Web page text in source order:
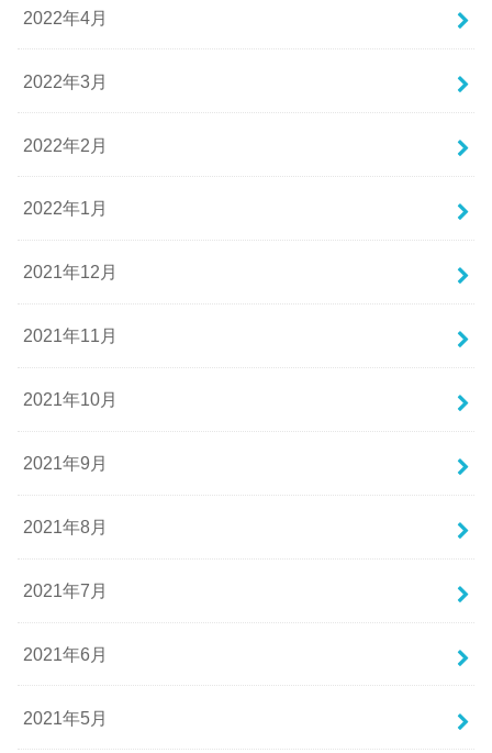
2022年4月
2022年3月
2022年2月
2022年1月
2021年12月
2021年11月
2021年10月
2021年9月
2021年8月
2021年7月
2021年6月
2021年5月